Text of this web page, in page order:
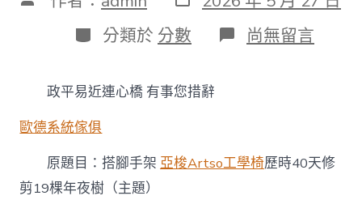
表
日
期
分
類
分類於 分數 在
〈搭
天
尚無留言
政平易近連心橋 有事您措辭
歐德系統傢俱
原題目：搭腳手架亞梭Artso工學椅歷時40天修
剪19棵年夜樹（主題）